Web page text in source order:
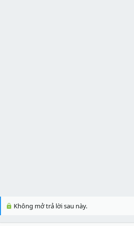
Không mở trả lời sau này.